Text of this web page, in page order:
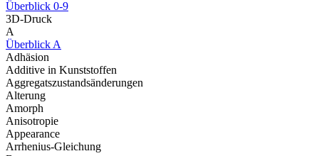
Überblick 0-9
3D-Druck
A
Überblick A
Adhäsion
Additive in Kunststoffen
Aggregatszustandsänderungen
Alterung
Amorph
Anisotropie
Appearance
Arrhenius-Gleichung